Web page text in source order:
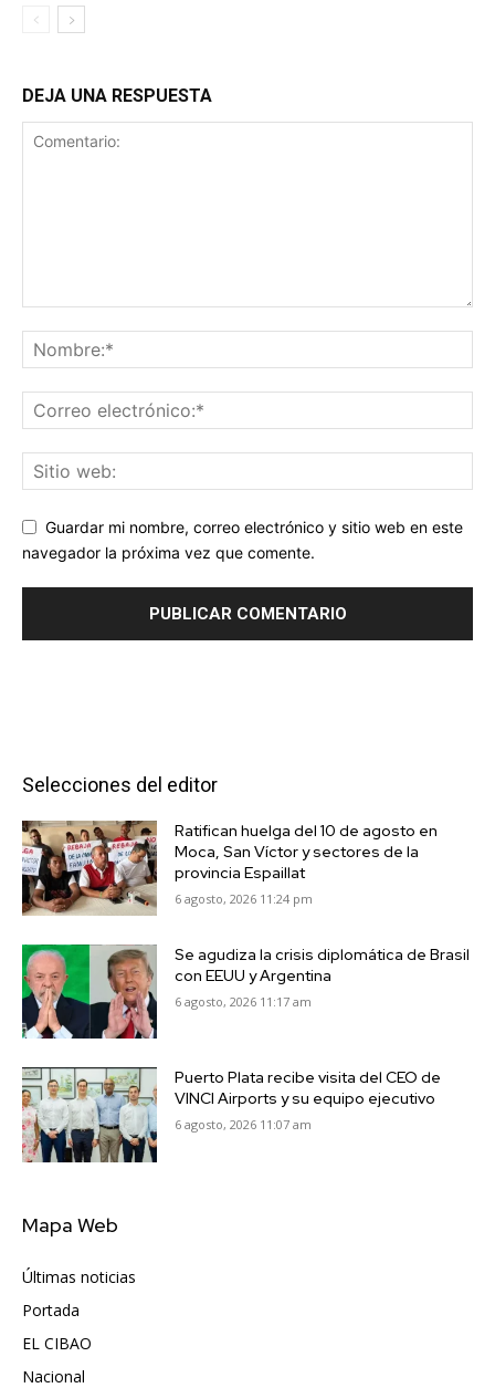
DEJA UNA RESPUESTA
Guardar mi nombre, correo electrónico y sitio web en este
navegador la próxima vez que comente.
Selecciones del editor
Ratifican huelga del 10 de agosto en
Moca, San Víctor y sectores de la
provincia Espaillat
6 agosto, 2026 11:24 pm
Se agudiza la crisis diplomática de Brasil
con EEUU y Argentina
6 agosto, 2026 11:17 am
Puerto Plata recibe visita del CEO de
VINCI Airports y su equipo ejecutivo
6 agosto, 2026 11:07 am
Mapa Web
Últimas noticias
Portada
EL CIBAO
Nacional